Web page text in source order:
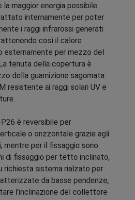
maggior energia possibile
internamente per poter
i raggi infrarossi generati
così il calore
esternamente per mezzo del
tenuta della copertura è
della guarnizione sagomata
resistente ai raggi solari UV e
è reversibile per
o orizzontale grazie agli
mentre per il fissaggio sono
di fissaggio per tetto inclinato,
richiesta sistema rialzato per
da basse pendenze,
l’inclinazione del collettore